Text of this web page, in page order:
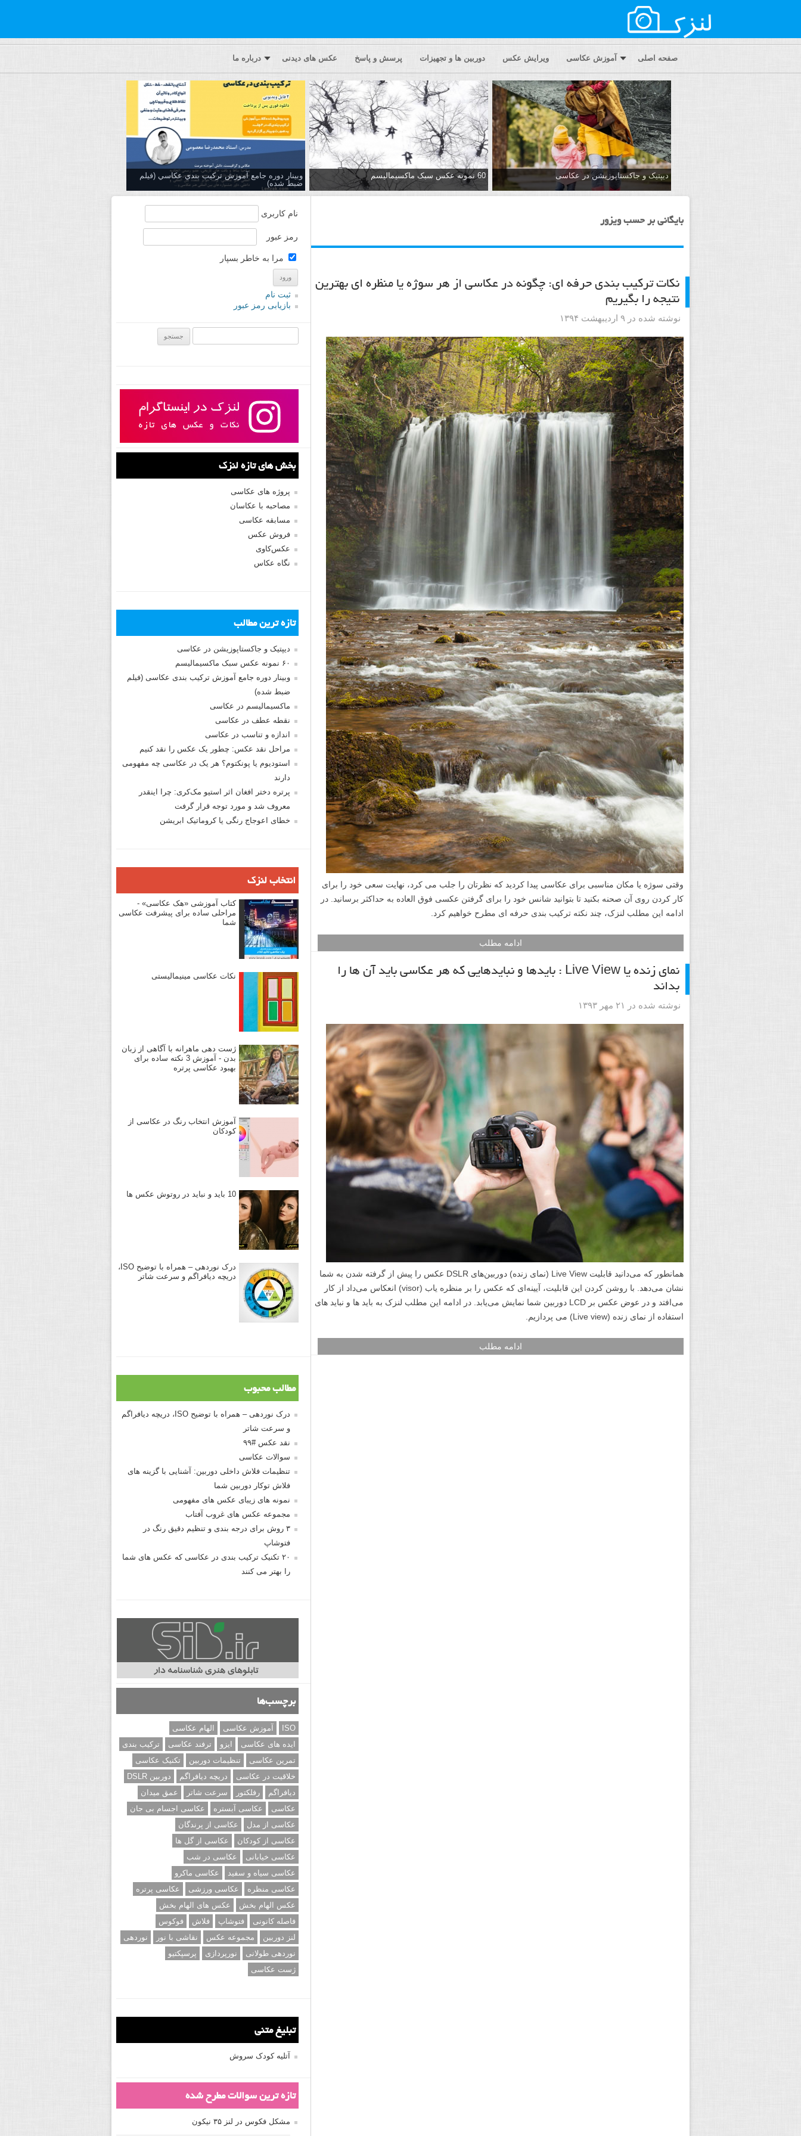
صفحه اصلی آموزش عکاسی ویرایش عکس دوربین ها و تجهیزات پرسش و پاسخ عکس های دیدنی درباره ما
دیپتیک و جاکستا‌پوزیشن در عکاسی 60 نمونه عکس سبک ماکسیمالیسم
وبینار دوره جامع آموزش تركيب بندي عكاسي (فیلم
ضبط شده)
بایگانی بر حسب ویزور
نکات ترکیب بندی حرفه ای: چگونه در عکاسی از هر سوژه یا منظره ای بهترین
نتیجه را بگیریم
نوشته شده در ۹ اردیبهشت ۱۳۹۴
وقتی سوژه یا مکان مناسبی برای عکاسی پیدا کردید که نظرتان را جلب می کرد، نهایت سعی خود را برای
کار کردن روی آن صحنه بکنید تا بتوانید شانس خود را برای گرفتن عکسی فوق العاده به حداکثر برسانید. در
ادامه این مطلب لنزک، چند نکته ترکیب بندی حرفه ای مطرح خواهیم کرد.
ادامه مطلب
نمای زنده یا Live View : بایدها و نباید‌هایی که هر عکاسی باید آن ها را
بداند
نوشته شده در ۲۱ مهر ۱۳۹۳
همانطور که می‌دانید قابلیت Live View (نمای زنده) دوربین‌های DSLR عکس را پیش از گرفته شدن به شما
نشان می‌دهد. با روشن کردن این قابلیت، آیینه‌ای که عکس را بر منظره یاب (visor) انعکاس می‌داد از کار
می‌افتد و در عوض عکس بر LCD دوربین شما نمایش می‌یابد. در ادامه این مطلب لنزک به باید ها و نباید های
استفاده از نمای زنده (Live view) می پردازیم.
ادامه مطلب
نام کاربری
رمز عبور
مرا به خاطر بسپار
ثبت نام
بازیابی رمز عبور
بخش های تازه لنزک
پروژه های عکاسی
مصاحبه با عکاسان
مسابقه عکاسی
فروش عکس
عکس‌کاوی
نگاه عکاس
تازه ترین مطالب
دیپتیک و جاکستا‌پوزیشن در عکاسی
۶۰ نمونه عکس سبک ماکسیمالیسم
وبینار دوره جامع آموزش ترکیب بندی عکاسی (فیلم
ضبط شده)
ماکسیمالیسم در عکاسی
نقطه عطف در عکاسی
اندازه و تناسب در عکاسی
مراحل نقد عکس: چطور یک عکس را نقد کنیم
استودیوم یا پونکتوم؟ هر یک در عکاسی چه مفهومی
دارند
پرتره دختر افغان اثر استیو مک‌کری: چرا اینقدر
معروف شد و مورد توجه قرار گرفت
خطای اعوجاج رنگی یا کروماتیک ابریشن
انتخاب لنزک
کتاب آموزشی «هک عکاسی» -
مراحلی ساده برای پیشرفت عکاسی
شما
نکات عکاسی مینیمالیستی
ژست دهی ماهرانه با آگاهی از زبان
بدن - آموزش 3 نکته ساده برای
بهبود عکاسی پرتره
آموزش انتخاب رنگ در عکاسی از
کودکان
10 باید و نباید در روتوش عکس ها
درک نوردهی – همراه با توضیح ISO،
دریچه دیافراگم و سرعت شاتر
مطالب محبوب
درک نوردهی – همراه با توضیح ISO، دریچه دیافراگم
و سرعت شاتر
نقد عکس #۹۹
سوالات عکاسی
تنظیمات فلاش داخلی دوربین: آشنایی با گزینه های
فلاش توکار دوربین شما
نمونه های زیبای عکس های مفهومی
مجموعه عکس های غروب آفتاب
۳ روش برای درجه بندی و تنظیم دقیق رنگ در
فتوشاپ
۲۰ تکنیک ترکیب بندی در عکاسی که عکس های شما
را بهتر می کنند
برچسب‌ها
ISO آموزش عکاسی
الهام عکاسی
ایده های عکاسی
ایزو ترفند عکاسی
ترکیب بندی
تمرین عکاسی
تنظیمات دوربین
تکنیک عکاسی
خلاقیت در عکاسی
دریچه دیافراگم
دوربین DSLR
دیافراگم
رفلکتور سرعت شاتر
عمق میدان
عکاسی
عکاسی آبستره
عکاسی اجسام بی جان
عکاسی از مدل
عکاسی از پرندگان
عکاسی از کودکان
عکاسی از گل ها
عکاسی خیابانی
عکاسی در شب
عکاسی سیاه و سفید
عکاسی ماکرو
عکاسی منظره
عکاسی ورزشی
عکاسی پرتره
عکس الهام بخش
عکس های الهام بخش
فاصله کانونی
فتوشاپ فلاش
فوکوس
لنز دوربین
مجموعه عکس نقاشی با نور
نوردهی
نوردهی طولانی
نورپردازی
پرسپکتیو
ژست عکاسی
تبلیغ متنی
آتلیه کودک سروش
تازه ترین سوالات مطرح شده
مشکل فکوس در لنز ۳۵ نیکون